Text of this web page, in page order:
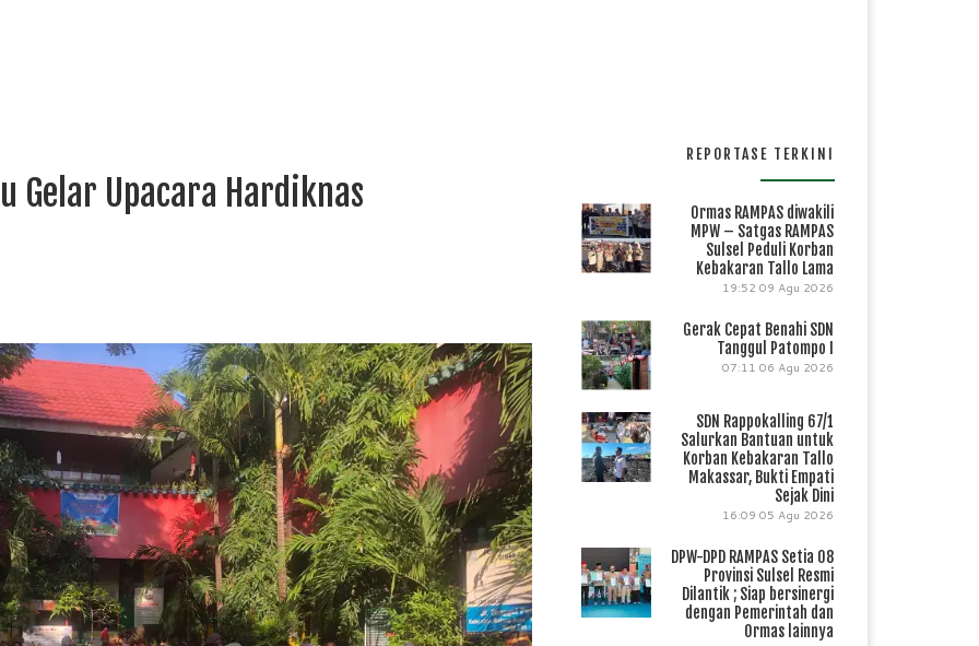
Gelar Upacara Hardiknas
REPORTASE TERKINI
Ormas RAMPAS diwakili
MPW – Satgas RAMPAS
Sulsel Peduli Korban
Kebakaran Tallo Lama
19:52 09 Agu 2026
Gerak Cepat Benahi SDN
Tanggul Patompo I
07:11 06 Agu 2026
SDN Rappokalling 67/1
Salurkan Bantuan untuk
Korban Kebakaran Tallo
Makassar, Bukti Empati
Sejak Dini
16:09 05 Agu 2026
DPW-DPD RAMPAS Setia 08
Provinsi Sulsel Resmi
Dilantik ; Siap bersinergi
dengan Pemerintah dan
Ormas lainnya